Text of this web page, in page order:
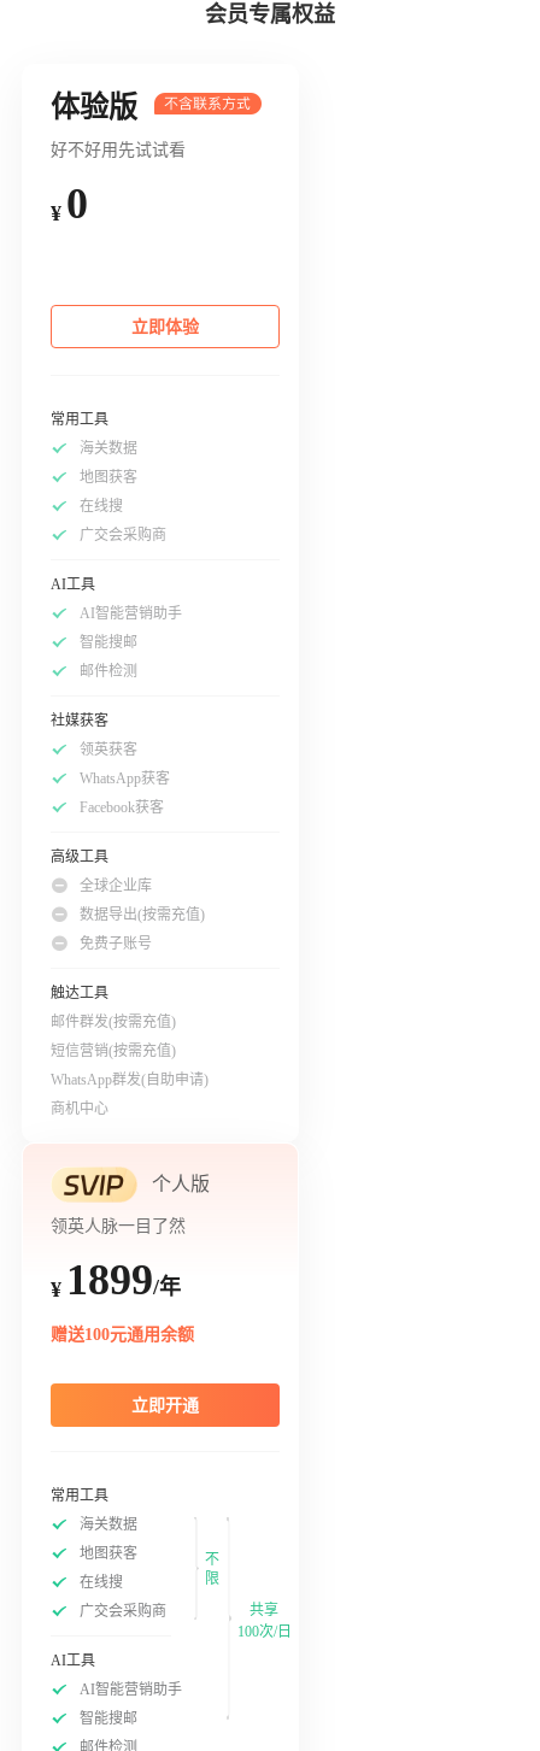
会员专属权益
体验版
好不好用先试试看
¥ 0
立即体验
常用工具
海关数据
地图获客
在线搜
广交会采购商
AI工具
AI智能营销助手
智能搜邮
邮件检测
社媒获客
领英获客
WhatsApp获客
Facebook获客
高级工具
全球企业库
数据导出(按需充值)
免费子账号
触达工具
邮件群发(按需充值)
短信营销(按需充值)
WhatsApp群发(自助申请)
商机中心
个人版
领英人脉一目了然
¥ 1899/年
赠送100元通用余额
立即开通
常用工具
海关数据
地图获客
在线搜
广交会采购商
不
限
AI工具
AI智能营销助手
智能搜邮
邮件检测
共享
100次/日